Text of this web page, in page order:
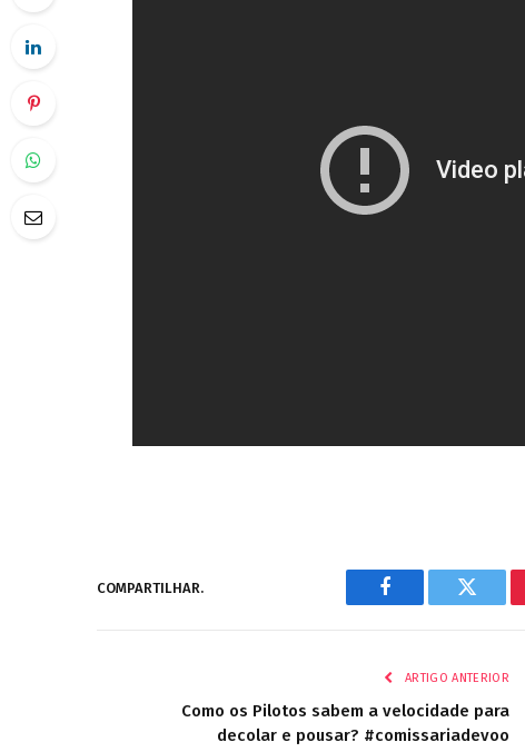
COMPARTILHAR.
Facebook Twitter
ARTIGO ANTERIOR
Como os Pilotos sabem a velocidade para
decolar e pousar? #comissariadevoo